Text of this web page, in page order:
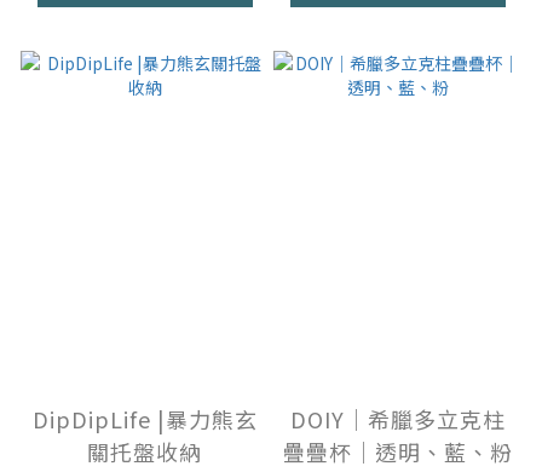
DipDipLife |暴力熊玄
關托盤收納
DOIY｜希臘多立克柱
疊疊杯｜透明、藍、粉